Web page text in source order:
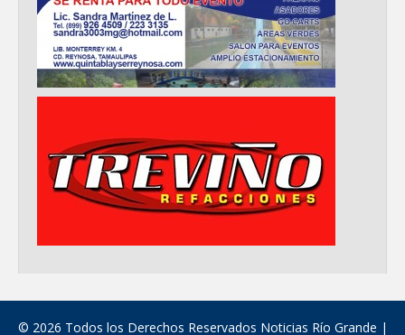
© 2026 Todos los Derechos Reservados Noticias Río Grande |